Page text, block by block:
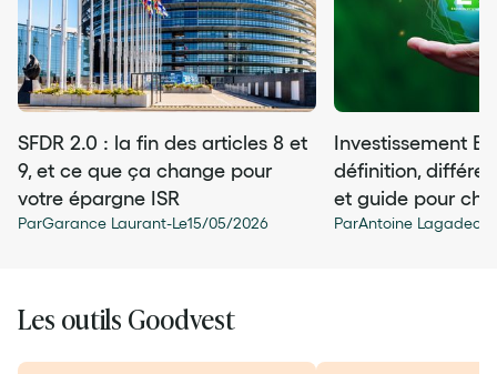
SFDR 2.0 : la fin des articles 8 et
9, et ce que ça change pour
votre épargne ISR
ParGarance Laurant-Le15/05/2026
Investissement
définition,
et guide pour
ParAntoine Lagadec
Les outils Goodvest